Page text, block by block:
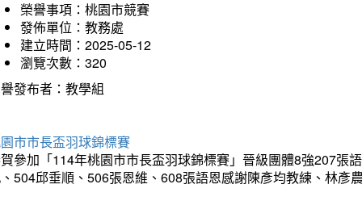
榮譽事項：桃園市競賽
發佈單位：教務處
建立時間：2025-05-12
瀏覽次數：320
發布者：教學組
市市長盃羽球錦標賽
參加「114年桃園市市長盃羽球錦標賽」晉級團體8強207張
504邱垂順、506張恩維、608張語恩感謝陳彥均教練、林彥